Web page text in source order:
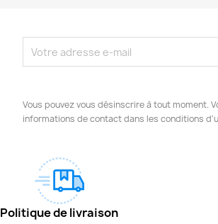
Vous pouvez vous désinscrire à tout moment.
informations de contact dans les conditions
Politique de livraison